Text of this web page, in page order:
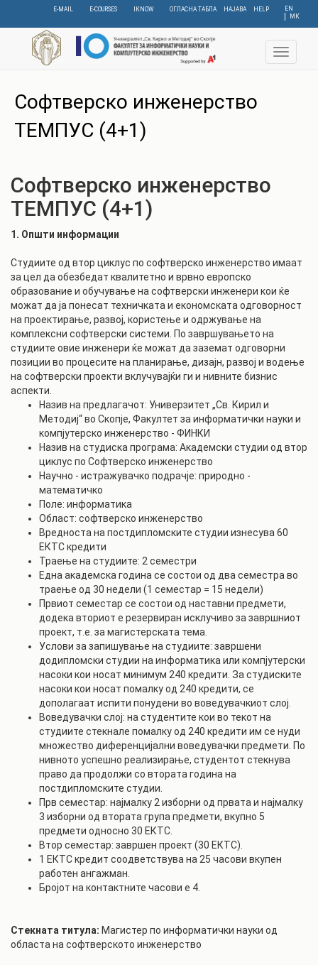
content
EN
МК
E-MAIL E-COURSES IKNOW ОГЛАСНА ТАБЛА НАЈАВА HELP
Toggle
Софтверско инженерство
ТЕМПУС (4+1)
Софтверско инженерство
ТЕМПУС (4+1)
1. Општи информации
Студиите од втор циклус по софтверско инженерство имаат
за цел да обезбедат квалитетно и врвно европско
образование и обучување на софтверски инженери кои ќе
можат да ја понесат техничката и економската одговорност
на проектирање, развој, користење и одржување на
комплексни софтверски системи. По завршувањето на
студиите овие инженери ќе можат да заземат одговорни
позиции во процесите на планирање, дизајн, развој и водење
на софтверски проекти вклучувајќи ги и нивните бизнис
аспекти.
Назив на предлагачот: Универзитет „Св. Кирил и
Методиј“ во Скопје, Факултет за информатички науки и
компјутерско инженерство - ФИНКИ
Назив на студиска програма: Академски студии од втор
циклус по Софтверско инженерство
Научно - истражувачко подрачје: природно -
математичко
Поле: информатика
Област: софтверско инженерство
Вредноста на постдипломските студии изнесува 60
ЕКТС кредити
Траење на студиите: 2 семестри
Една академска година се состои од два семестра во
траење од 30 недели (1 семестар = 15 недели)
Првиот семестар се состои од наставни предмети,
додека вториот е резервиран исклучиво за завршниот
проект, т.е. за магистерската тема.
Услови за запишување на студиите: завршени
додипломски студии на информатика или компјутерски
насоки кои носат минимум 240 кредити. За студиските
насоки кои носат помалку од 240 кредити, се
дополагаат испити понудени во воведувачкиот слој.
Воведувачки слој: на студентите кои во текот на
студиите стекнале помалку од 240 кредити им се нуди
множество диференцијални воведувачки предмети. По
нивното успешно реализирање, студентот стекнува
право да продолжи со втората година на
постдипломските студии.
Прв семестар: најмалку 2 изборни од првата и најмалку
3 изборни од втората група предмети, вкупно 5
предмети односно 30 ЕКТС.
Втор семестар: завршен проект (30 ЕКТС).
1 ЕКТС кредит соодветствува на 25 часови вкупен
работен ангажман.
Бројот на контактните часови е 4.
Стекната титула: Магистер по информатички науки од
областа на софтверското инженерство